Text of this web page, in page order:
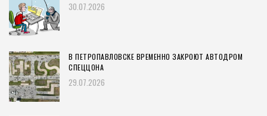
30.07.2026
В ПЕТРОПАВЛОВСКЕ ВРЕМЕННО ЗАКРОЮТ АВТОДРОМ
СПЕЦЦОНА
29.07.2026